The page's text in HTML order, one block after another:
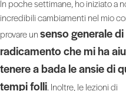
Ho acquisito molta più
nelle mie lezioni e nelle
indicazioni.È incredibilmente
e vale ogni centesimo.